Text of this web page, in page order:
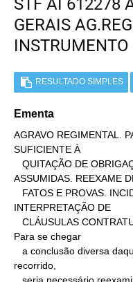
STF AI 612278
GERAIS
INSTRUMENTO
RESULTADO SIMPLES
Ementa
AGRAVO REGIMENTAL.
SUFICIENTE À
ASSUMIDAS. REEXAME
INTERPRETAÇÃO DE
Para se chegar
recorrido,